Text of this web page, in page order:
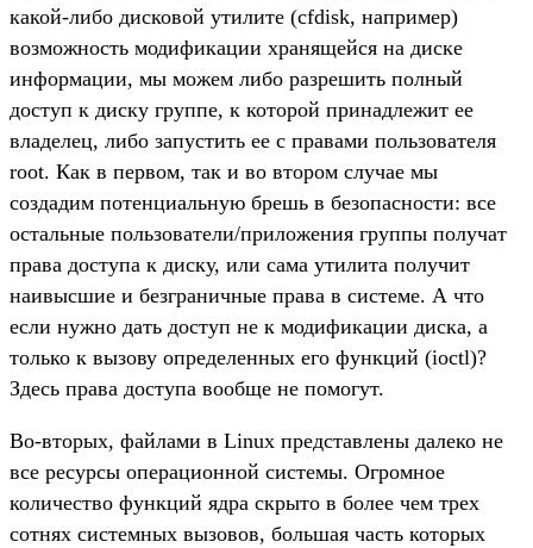
какой-либо дисковой утилите (cfdisk, например)
возможность модификации хранящейся на диске
информации, мы можем либо разрешить полный
доступ к диску группе, к которой принадлежит ее
владелец, либо запустить ее с правами пользователя
root. Как в первом, так и во втором случае мы
создадим потенциальную брешь в безопасности: все
остальные пользователи/приложения группы получат
права доступа к диску, или сама утилита получит
наивысшие и безграничные права в системе. А что
если нужно дать доступ не к модификации диска, а
только к вызову определенных его функций (ioctl)?
Здесь права доступа вообще не помогут.
Во-вторых, файлами в Linux представлены далеко не
все ресурсы операционной системы. Огромное
количество функций ядра скрыто в более чем трех
сотнях системных вызовов, большая часть которых